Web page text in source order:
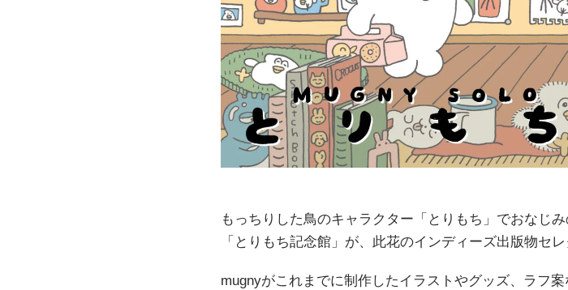
もっちりした鳥のキャラクター「とりもち」でおなじ
「とりもち記念館」が、此花のインディーズ出版物セ
mugnyがこれまでに制作したイラストやグッズ、ラフ